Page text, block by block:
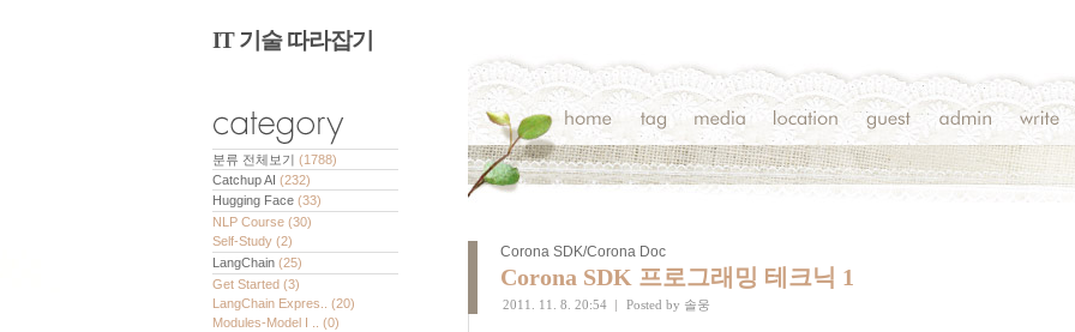
IT 기술 따라잡기
분류 전체보기 (1788)
Catchup AI (232)
Hugging Face (33)
NLP Course (30)
Self-Study (2)
LangChain (25)
Get Started (3)
LangChain Expres.. (20)
Modules-Model I .. (0)
Corona SDK/Corona Doc
Corona SDK 프로그래밍 테크닉 1
2011. 11. 8. 20:54 | Posted by 솔웅